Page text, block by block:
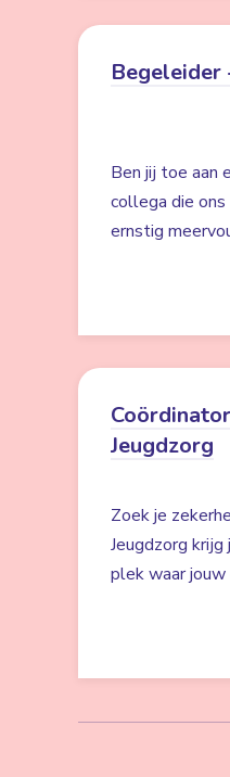
Begeleider
Ben jij toe aan
collega die
ernstig
Jeugdzorg
Zoek je
Jeugdzorg
plek waar